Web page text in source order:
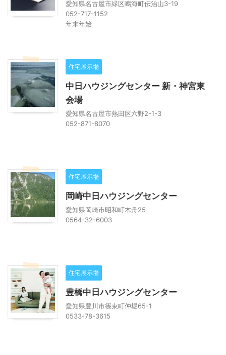
愛知県名古屋市緑区鳴海町伝治山3-19
052-717-1152
年末年始
住宅展示場
中日ハウジングセンター 新・神宮東
会場
愛知県名古屋市熱田区六野2-1-3
052-871-8070
住宅展示場
岡崎中日ハウジングセンター
愛知県岡崎市昭和町木舟25
0564-32-6003
住宅展示場
豊橋中日ハウジングセンター
愛知県豊川市篠束町仲堀65-1
0533-78-3615